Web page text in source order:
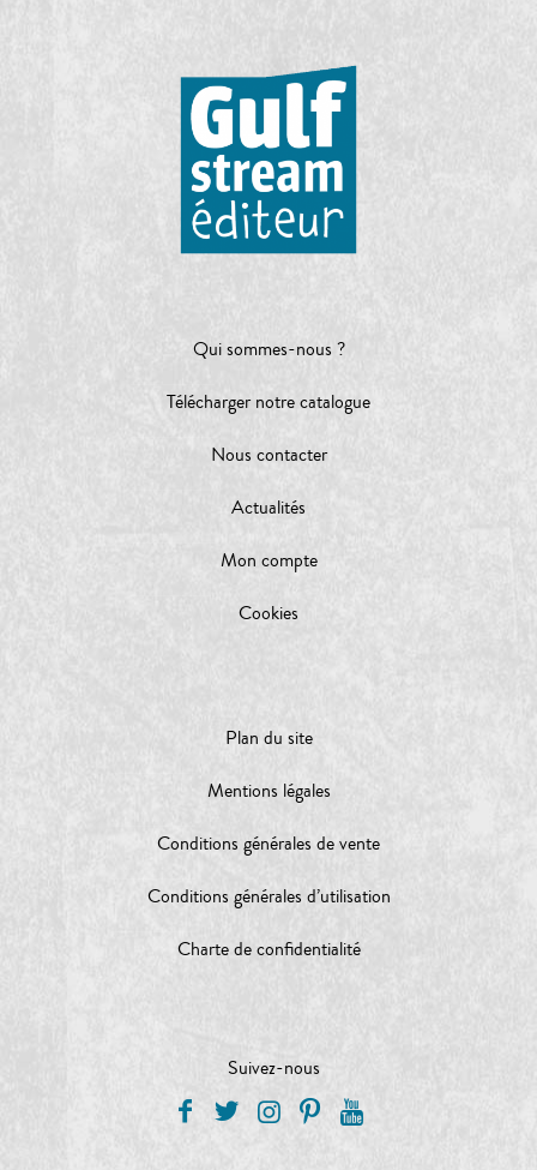
Qui sommes-nous ?
Télécharger notre catalogue
Nous contacter
Actualités
Mon compte
Cookies
Plan du site
Mentions légales
Conditions générales de vente
Conditions générales d’utilisation
Charte de confidentialité
Suivez-nous